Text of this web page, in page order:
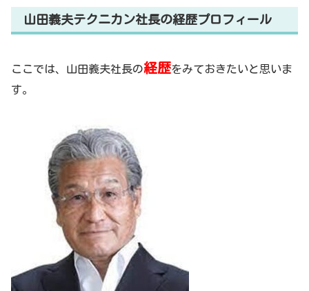
山田義夫テクニカン社長の経歴プロフィール
ここでは、山田義夫社長の経歴をみておきたいと思いま
す。